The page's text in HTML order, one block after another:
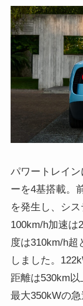
パワートレイ
ーを4基搭載。
を発生し、シ
100km/h加速は
度は310km/h超
しました。
距離は530km以
最大350kWの急